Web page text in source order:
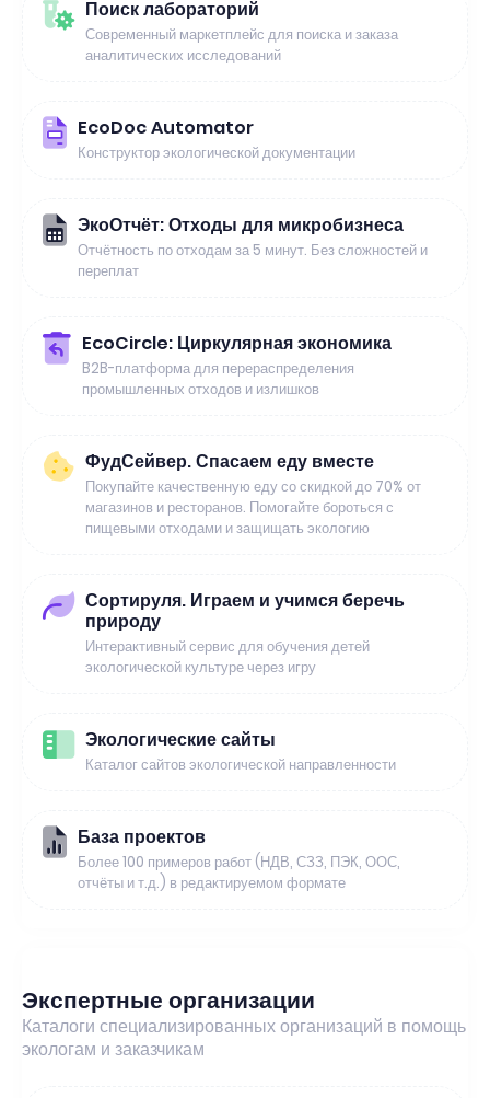
Поиск лабораторий
Современный маркетплейс для поиска и заказа
аналитических исследований
EcoDoc Automator
Конструктор экологической документации
ЭкоОтчёт: Отходы для микробизнеса
Отчётность по отходам за 5 минут. Без сложностей и
переплат
EcoCircle: Циркулярная экономика
B2B-платформа для перераспределения
промышленных отходов и излишков
ФудСейвер. Спасаем еду вместе
Покупайте качественную еду со скидкой до 70% от
магазинов и ресторанов. Помогайте бороться с
пищевыми отходами и защищать экологию
Сортируля. Играем и учимся беречь
природу
Интерактивный сервис для обучения детей
экологической культуре через игру
Экологические сайты
Каталог сайтов экологической направленности
База проектов
Более 100 примеров работ (НДВ, СЗЗ, ПЭК, ООС,
отчёты и т.д.) в редактируемом формате
Экспертные организации
Каталоги специализированных организаций в помощь
экологам и заказчикам